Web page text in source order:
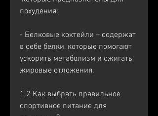
похудения:
- Белковые коктейли – содержат
в себе белки, которые помогают
ускорить метаболизм и сжигать
жировые отложения.
1.2 Как выбрать правильное
спортивное питание для